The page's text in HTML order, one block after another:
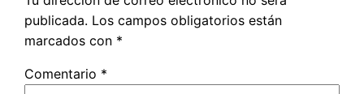
publicada. Los campos obligatorios están
marcados con *
Comentario *